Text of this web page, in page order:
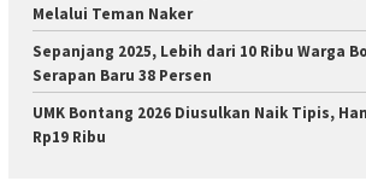
Melalui Teman Naker
Sepanjang 2025, Lebih dari 10 Ribu Warga
Serapan Baru 38 Persen
UMK Bontang 2026 Diusulkan Naik Tipis,
Rp19 Ribu